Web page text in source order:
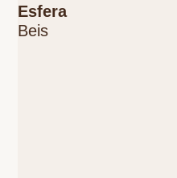
Esfera
Beis